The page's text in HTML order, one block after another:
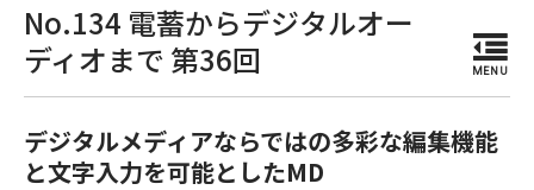
No.134 電蓄からデジタルオー
ディオまで 第36回
MENU
デジタルメディアならではの多彩な編集機能
と文字入力を可能としたMD